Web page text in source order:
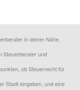
in deiner Nähe,
Steuerberater und
ob Steuerrecht für
Stadt eingeben, und eine